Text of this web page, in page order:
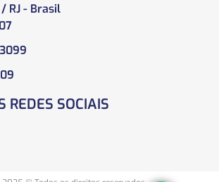
RJ - Brasil
REDES SOCIAIS